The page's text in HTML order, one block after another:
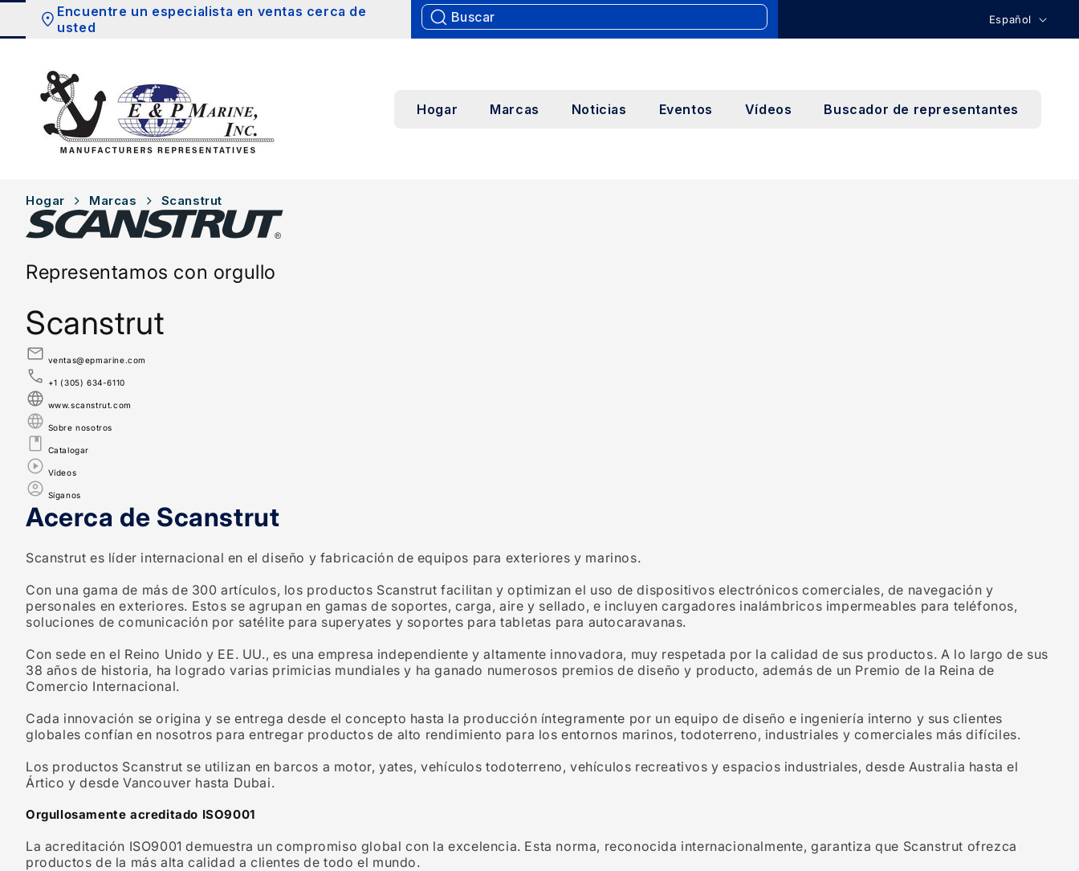
Saltar al
contenido
Encuentre un especialista en ventas cerca de
usted
d
m
Español
Hogar Marcas Noticias Eventos Vídeos Buscador de representantes
Hogar Marcas Scanstrut
Representamos con orgullo
Scanstrut
ventas@epmarine.com
+1 (305) 634-6110
www.scanstrut.com
Sobre nosotros
Catalogar
Vídeos
Síganos
Acerca de Scanstrut
Scanstrut es líder internacional en el diseño y fabricación de equipos para exteriores y marinos.
Con una gama de más de 300 artículos, los productos Scanstrut facilitan y optimizan el uso de dispositivos electrónicos comerciales, de navegación y
personales en exteriores. Estos se agrupan en gamas de soportes, carga, aire y sellado, e incluyen cargadores inalámbricos impermeables para teléfonos,
soluciones de comunicación por satélite para superyates y soportes para tabletas para autocaravanas.
Con sede en el Reino Unido y EE. UU., es una empresa independiente y altamente innovadora, muy respetada por la calidad de sus productos. A lo largo de sus
38 años de historia, ha logrado varias primicias mundiales y ha ganado numerosos premios de diseño y producto, además de un Premio de la Reina de
Comercio Internacional.
Cada innovación se origina y se entrega desde el concepto hasta la producción íntegramente por un equipo de diseño e ingeniería interno y sus clientes
globales confían en nosotros para entregar productos de alto rendimiento para los entornos marinos, todoterreno, industriales y comerciales más difíciles.
Los productos Scanstrut se utilizan en barcos a motor, yates, vehículos todoterreno, vehículos recreativos y espacios industriales, desde Australia hasta el
Ártico y desde Vancouver hasta Dubai.
Orgullosamente acreditado ISO9001
La acreditación ISO9001 demuestra un compromiso global con la excelencia. Esta norma, reconocida internacionalmente, garantiza que Scanstrut ofrezca
productos de la más alta calidad a clientes de todo el mundo.